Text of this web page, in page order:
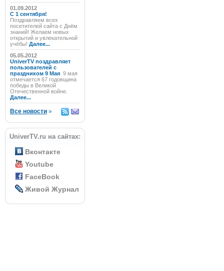
01.09.2012
C 1 сентября!
Поздравляем всех
посетителей сайта с Днём
знаний! Желаем новых
открытий и увлекательной
учёбы! Далее...
05.05.2012
UniverTV поздравляет
пользователей с
праздником 9 Мая 9 мая
отмечается 67 годовщина
победы в Великой
Отечественной войне.
Далее...
Все новости »
UniverTV.ru на сайтах:
Вконтакте
Youtube
FaceBook
Живой Журнал